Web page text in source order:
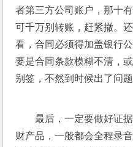
者第三方公司账户，那十
可千万别转账，赶紧撤。
看，合同必须得加盖银行公
要是合同条款模糊不清，
别签，不然到时候出了问
最后，一定要做好证
财产品，一般都会全程录